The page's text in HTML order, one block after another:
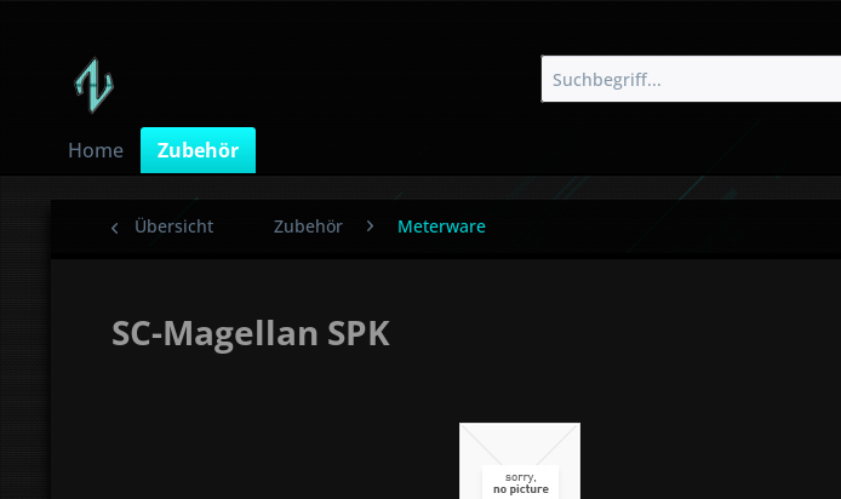
Home Zubehör
Übersicht Zubehör Meterware
SC-Magellan SPK